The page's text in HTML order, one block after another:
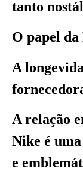
tanto
O papel da
A
A relação
Nike é
e